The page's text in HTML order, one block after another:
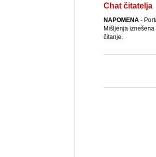
Chat čitatelja
NAPOMENA-
Mišljenja
čitanje.